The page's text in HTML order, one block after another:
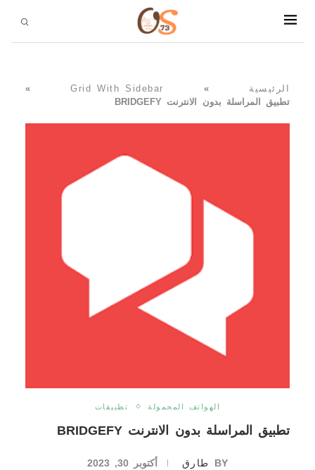
الرئيسية »
Grid With Sidebar
»
تطبيق المراسلة بدون الانترنت BRIDGEFY
الهواتف المحمولة تطبيقات
تطبيق المراسلة بدون الانترنت BRIDGEFY
BY طارق أكتوبر 30, 2023